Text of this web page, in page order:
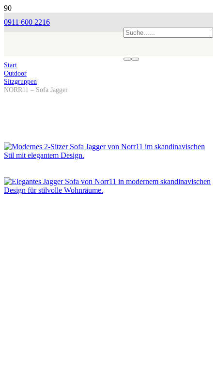
0911 600 2216
Start
Outdoor
Sitzgruppen
NORR11 – Sofa Jagger